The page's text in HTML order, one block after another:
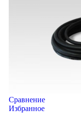
Сравнение
Избранное